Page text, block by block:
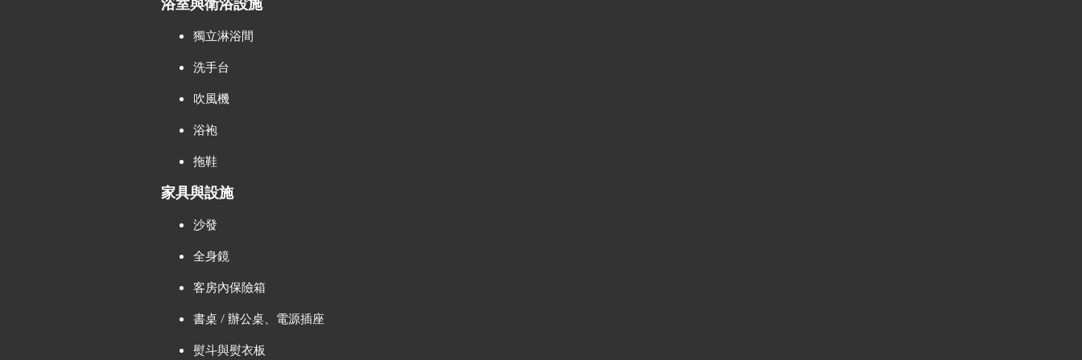
獨立淋浴間
洗手台
吹風機
浴袍
拖鞋
家具與設施
沙發
全身鏡
客房內保險箱
書桌 / 辦公桌、電源插座
熨斗與熨衣板